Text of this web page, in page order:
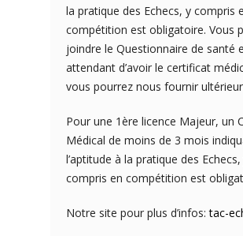
la pratique des Echecs, y compris
compétition est obligatoire. Vous
joindre le Questionnaire de santé
attendant d’avoir le certificat
vous pourrez nous fournir
Pour une 1ère licence Majeur, un
Médical de moins de 3 mois
l’aptitude à la pratique des
compris en compétition est
Notre site pour plus d’infos:tac-